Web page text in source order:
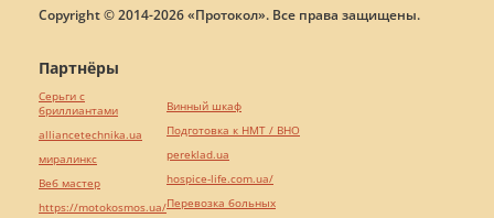
Copyright © 2014-2026 «Протокол». Все права защищены.
Партнёры
Серьги с
бриллиантами
alliancetechnika.ua
миралинкс
Веб мастер
https://motokosmos.ua/
Винный шкаф
Подготовка к НМТ / ВНО
pereklad.ua
hospice-life.com.ua/
Перевозка больных